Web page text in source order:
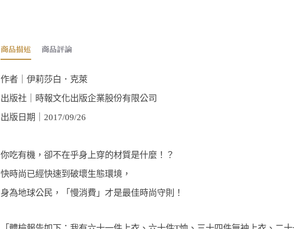
商品描述 商品評論
作者｜伊莉莎白．克萊
出版社｜時報文化出版企業股份有限公司
出版日期｜2017/09/26
你吃有機，卻不在乎身上穿的材質是什麼！？
快時尚已經快速到破壞生態環境，
身為地球公民，「慢消費」才是最佳時尚守則！